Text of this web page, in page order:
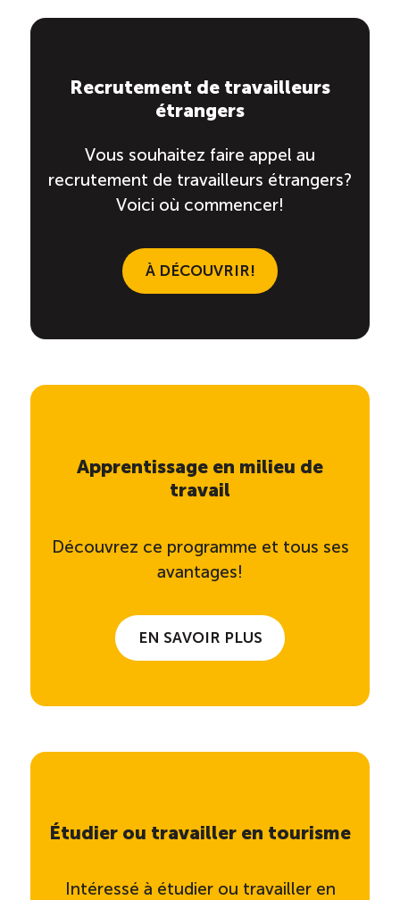
Recrutement de travailleurs
étrangers
Vous souhaitez faire appel au
recrutement de travailleurs étrangers?
Voici où commencer!
À DÉCOUVRIR!
Apprentissage en milieu de
travail
Découvrez ce programme et tous ses
avantages!
EN SAVOIR PLUS
Étudier ou travailler en tourisme
Intéressé à étudier ou travailler en